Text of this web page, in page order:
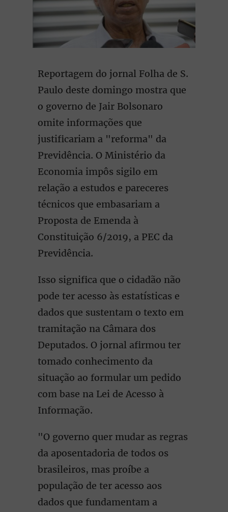
Reportagem do jornal Folha de S.
Paulo deste domingo mostra que
o governo de Jair Bolsonaro
omite informações que
justificariam a "reforma" da
Previdência. O Ministério da
Economia impôs sigilo em
relação a estudos e pareceres
técnicos que embasariam a
Proposta de Emenda à
Constituição 6/2019, a PEC da
Previdência.
Isso significa que o cidadão não
pode ter acesso às estatísticas e
dados que sustentam o texto em
tramitação na Câmara dos
Deputados. O jornal afirmou ter
tomado conhecimento da
situação ao formular um pedido
com base na Lei de Acesso à
Informação.
"O governo quer mudar as regras
da aposentadoria de todos os
brasileiros, mas proíbe a
população de ter acesso aos
dados que fundamentam a